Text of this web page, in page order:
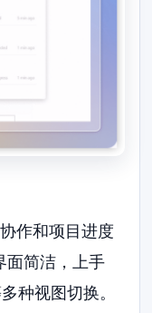
作和项目进度
面简洁，上手
种视图切换。